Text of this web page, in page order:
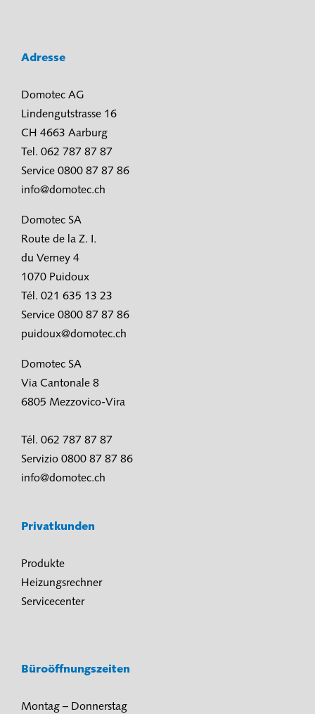
Adresse
Domotec AG
Lindengutstrasse 16
CH 4663 Aarburg
Tel. 062 787 87 87
Service 0800 87 87 86
info@domotec.ch
Domotec SA
Route de la Z. I.
du Verney 4
1070 Puidoux
Tél. 021 635 13 23
Service 0800 87 87 86
puidoux@domotec.ch
Domotec SA
Via Cantonale 8
6805 Mezzovico-Vira
Tél. 062 787 87 87
Servizio 0800 87 87 86
info@domotec.ch
Privatkunden
Produkte
Heizungsrechner
Servicecenter
Büroöffnungszeiten
Montag – Donnerstag